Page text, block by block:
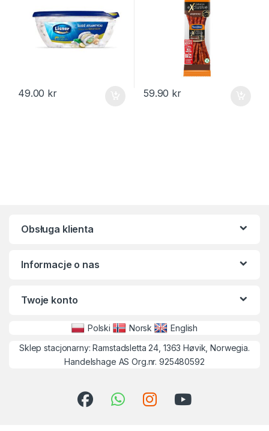
49.00 kr 59.90 kr
Obsługa klienta
Informacje o nas
Twoje konto
Polski Norsk
English
Sklep stacjonarny: Ramstadsletta 24, 1363 Høvik, Norwegia.
Handelshage AS Org.nr. 925480592